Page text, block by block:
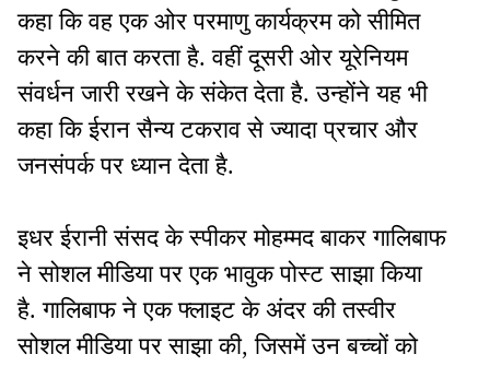
कहा कि वह एक ओर परमाणु कार्यक्रम को सीमित
करने की बात करता है. वहीं दूसरी ओर यूरेनियम
संवर्धन जारी रखने के संकेत देता है. उन्होंने यह भी
कहा कि ईरान सैन्य टकराव से ज्यादा प्रचार और
जनसंपर्क पर ध्यान देता है.
इधर ईरानी संसद के स्पीकर मोहम्मद बाकर गालिबाफ
ने सोशल मीडिया पर एक भावुक पोस्ट साझा किया
है. गालिबाफ ने एक फ्लाइट के अंदर की तस्वीर
सोशल मीडिया पर साझा की, जिसमें उन बच्चों को